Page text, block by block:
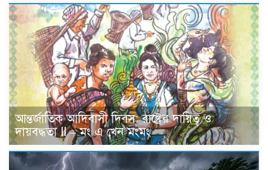
আন্তর্জাতিক আদিবাসী দিবস: রাষ্ট্রের দায়িত্ব ও
দায়বদ্ধতা II – মং এ খেন মংমং